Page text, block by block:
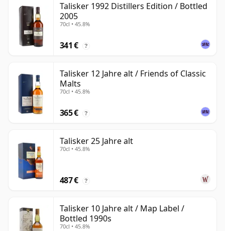
Talisker 1992 Distillers Edition / Bottled
2005
70cl • 45.8%
341 € ?
Talisker 12 Jahre alt / Friends of Classic
Malts
70cl • 45.8%
365 € ?
Talisker 25 Jahre alt
70cl • 45.8%
487 € ?
Talisker 10 Jahre alt / Map Label /
Bottled 1990s
70cl • 45.8%